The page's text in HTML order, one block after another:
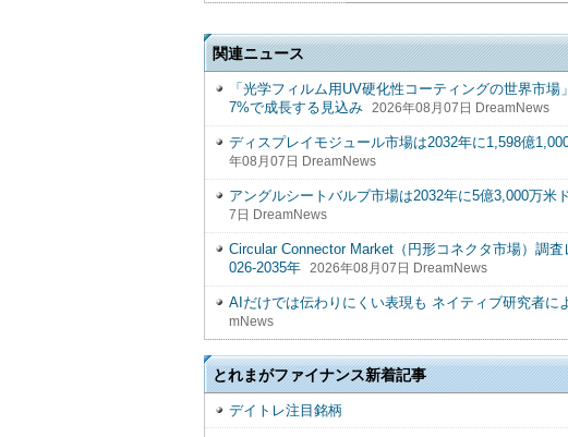
関連ニュース
「光学フィルム用UV硬化性コーティングの世界市
7%で成長する見込み
2026年08月07日 DreamNews
ディスプレイモジュール市場は2032年に1,598億
年08月07日 DreamNews
アングルシートバルブ市場は2032年に5億3,000万米
7日 DreamNews
Circular Connector Market（円形コネクタ市場）調
026-2035年
2026年08月07日 DreamNews
AIだけでは伝わりにくい表現も ネイティブ研究者に
mNews
とれまがファイナンス新着記事
デイトレ注目銘柄